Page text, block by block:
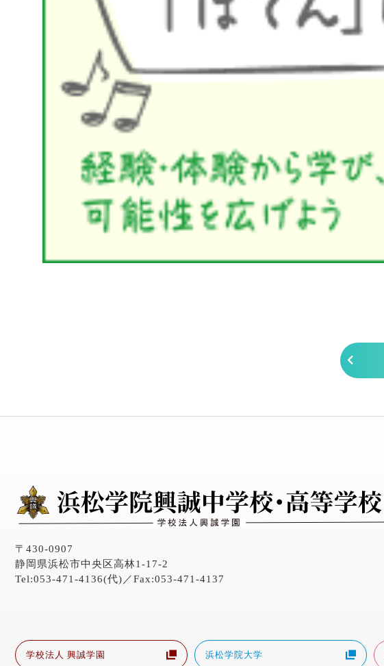
〒430-0907
静岡県浜松市中央区高林1-17-2
Tel:053-471-4136(代)／Fax:053-471-4137
学校法人 興誠学園 浜松学院大学